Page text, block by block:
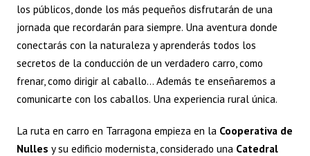
los públicos, donde los más pequeños disfrutarán de una
jornada que recordarán para siempre. Una aventura donde
conectarás con la naturaleza y aprenderás todos los
secretos de la conducción de un verdadero carro, como
frenar, como dirigir al caballo… Además te enseñaremos a
comunicarte con los caballos. Una experiencia rural única.
La ruta en carro en Tarragona empieza en la Cooperativa de
Nulles y su edificio modernista, considerado una Catedral